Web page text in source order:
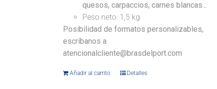
quesos, carpaccios, carnes blancas...
Peso neto: 1,5 kg
Posibilidad de formatos personalizables,
escríbanos a
atencionalcliente@brasdelport.com
Añadir al carrito Detalles